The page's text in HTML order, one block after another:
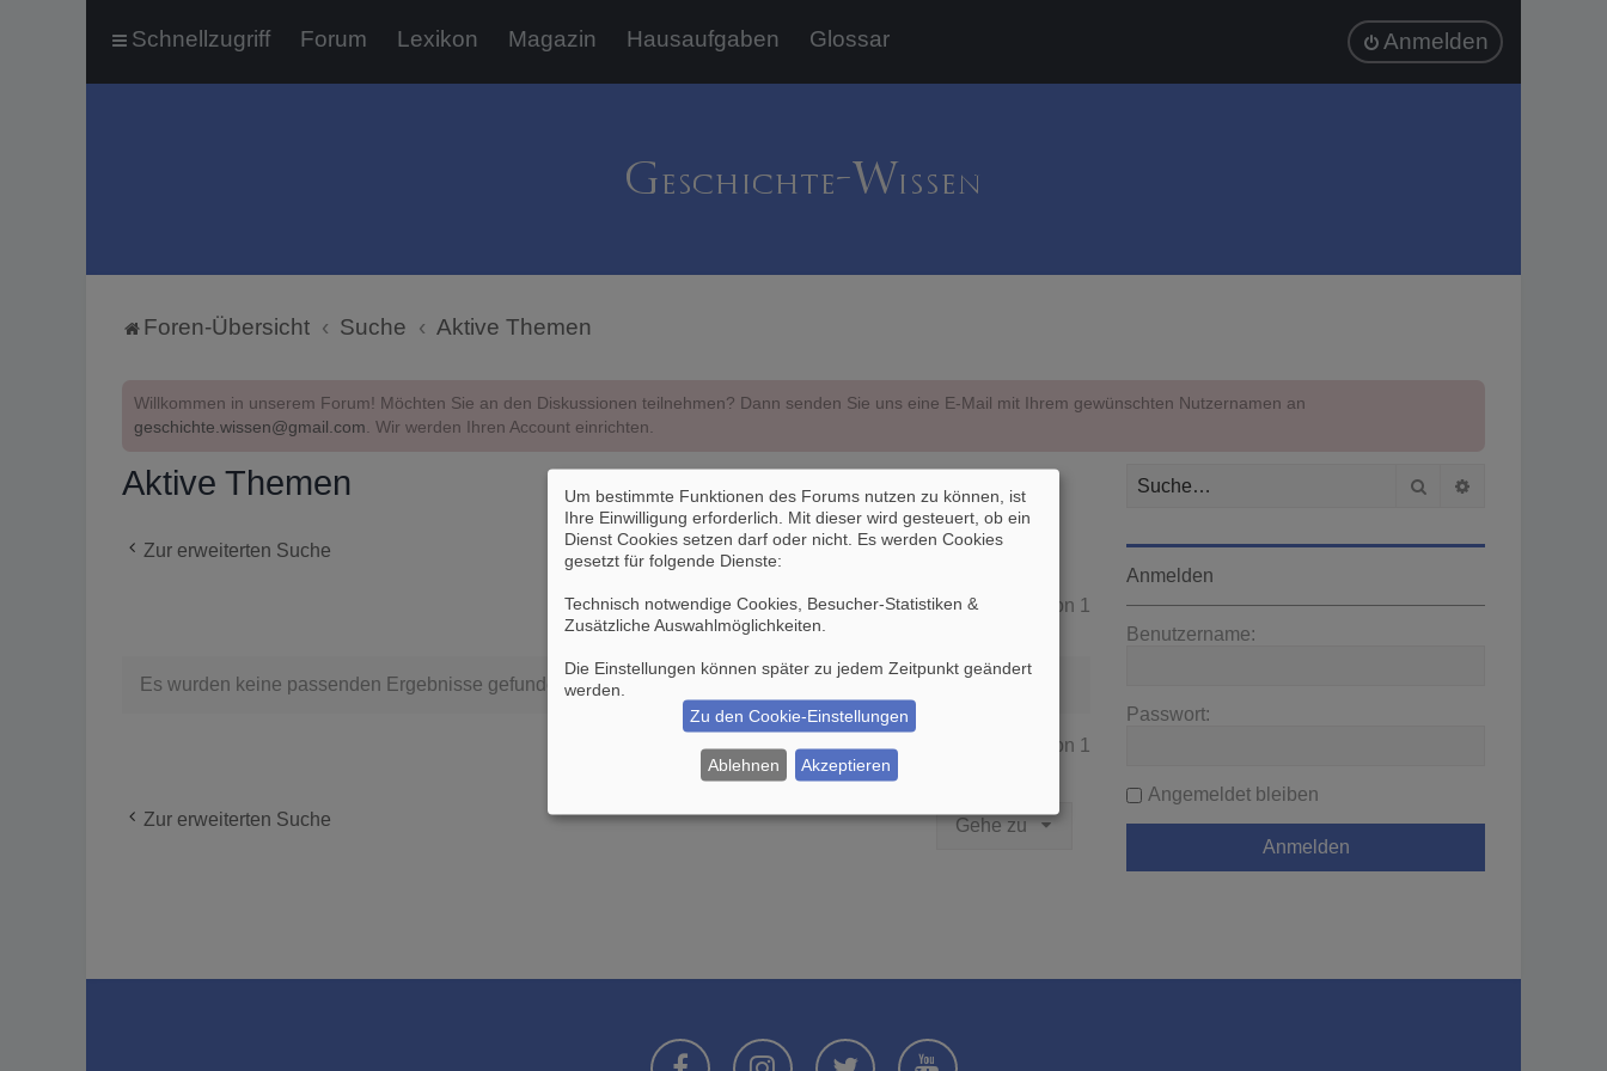
Schnellzugriff Forum Lexikon Magazin Hausaufgaben Glossar Anmelden
Foren-Übersicht Suche Aktive Themen
Willkommen in unserem Forum! Möchten Sie an den Diskussionen teilnehmen? Dann senden Sie uns eine E-Mail mit Ihrem gewünschten Nutzernamen an
geschichte.wissen@gmail.com. Wir werden Ihren Account einrichten.
Aktive Themen
Zur erweiterten Suche
Die Suche ergab 0 Treffer • Seite von 1
Es wurden keine passenden Ergebnisse gefunden.
Die Suche ergab 0 Treffer • Seite von 1
Zur erweiterten Suche Gehe zu
Suche
Anmelden
Benutzername:
Passwort:
Angemeldet bleiben
Um bestimmte Funktionen des Forums nutzen zu können, ist
Ihre Einwilligung erforderlich. Mit dieser wird gesteuert, ob ein
Dienst Cookies setzen darf oder nicht. Es werden Cookies
gesetzt für folgende Dienste:
Technisch notwendige Cookies, Besucher-Statistiken &
Zusätzliche Auswahlmöglichkeiten
Die Einstellungen können später zu jedem Zeitpunkt geändert
werden.
Zu den Cookie-Einstellungen
Ablehnen Akzeptieren